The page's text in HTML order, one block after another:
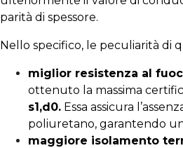
parità di spessore.
Nello specifico, le peculiarità di
miglior resistenza al
ottenuto la massima
s1,d0. Essa assicura
poliuretano, garantendo
maggiore isolamento